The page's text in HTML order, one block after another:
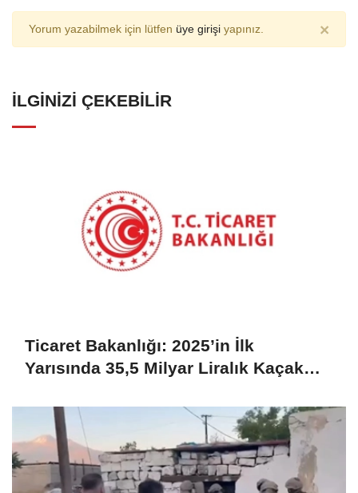
Yorum yazabilmek için lütfen üye girişi yapınız. ×
İLGINIZI ÇEKEBILIR
Ticaret Bakanlığı: 2025’in İlk
Yarısında 35,5 Milyar Liralık Kaçak